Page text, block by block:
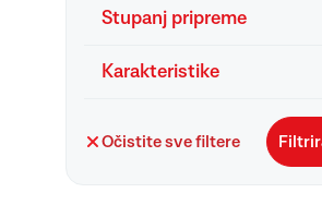
Stupanj pripreme
Karakteristike
Očistite sve filtere